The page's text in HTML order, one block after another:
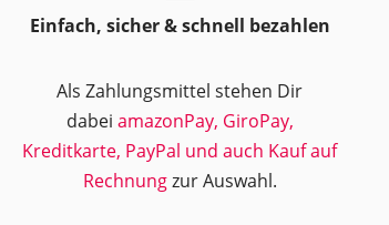
Einfach, sicher & schnell bezahlen
Als Zahlungsmittel stehen Dir
dabei amazonPay, GiroPay,
Kreditkarte, PayPal und auch Kauf auf
Rechnungzur Auswahl.